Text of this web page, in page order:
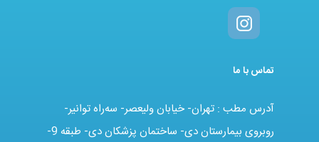
تماس با ما
آدرس مطب : تهران- خیابان ولیعصر- سه‌راه توانیر-
روبروی بیمارستان دی- ساختمان پزشکان دی- طبقه 9-